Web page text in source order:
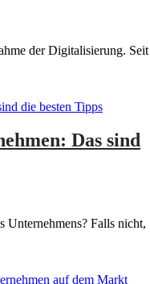
der Digitalisierung. Seit
Das sind
Unternehmens? Falls nicht,